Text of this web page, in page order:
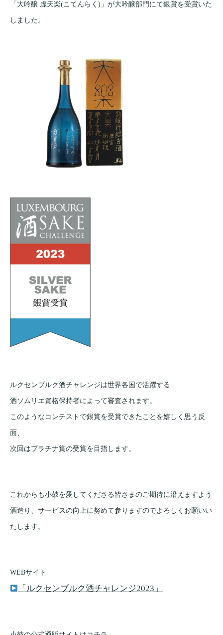
「大吟醸 虚天楽(こてんらく)」が大吟醸部門にて銀賞を受賞いた
しました。
ルクセンブルク酒チャレンジは世界各国で活躍する
酒ソムリエ資格保持者によって審査されます。
このようなコンテストで銀賞を受賞できたことを嬉しく思う反
面、
次回はプラチナ賞の受賞を目指します。
これからも小鼓を愛してくださる皆さまのご期待に沿えますよう
酒造り、サービスの向上に努めて参りますのでよろしくお願いい
たします。
WEBサイト
「ルクセンブルク酒チャレンジ2023」